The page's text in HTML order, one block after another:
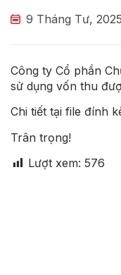
9 Tháng Tư, 2025
Công ty Cổ phần
sử dụng vốn thu
Chi tiết tại file đính
Trân trọng!
Lượt xem: 576